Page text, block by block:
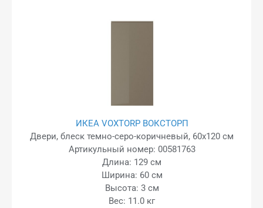
ИКЕА VOXTORP ВОКСТОРП
Двери, блеск темно-серо-коричневый, 60x120 см
Артикульный номер: 00581763
Длина: 129 см
Ширина: 60 см
Высота: 3 см
Вес: 11.0 кг